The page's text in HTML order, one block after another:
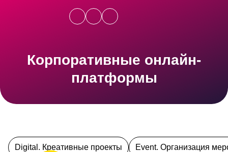
Корпоративные онлайн-
платформы
Digital. Креативные проекты Event. Организация